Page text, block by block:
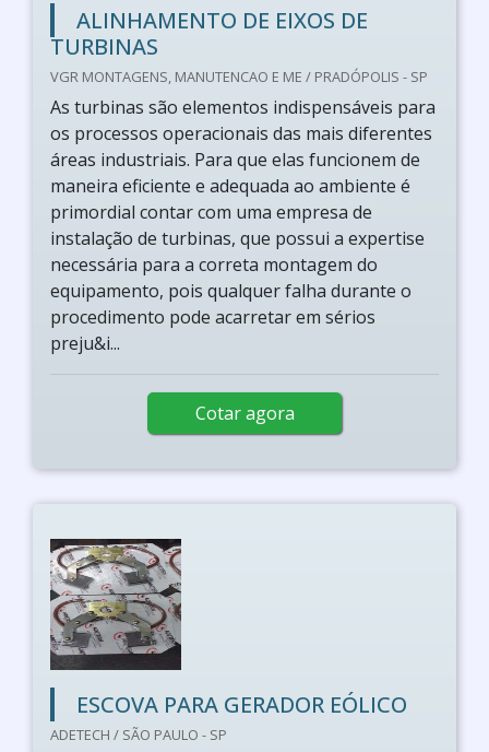
ALINHAMENTO DE EIXOS DE
TURBINAS
VGR MONTAGENS, MANUTENCAO E ME / PRADÓPOLIS - SP
As turbinas são elementos indispensáveis para
os processos operacionais das mais diferentes
áreas industriais. Para que elas funcionem de
maneira eficiente e adequada ao ambiente é
primordial contar com uma empresa de
instalação de turbinas, que possui a expertise
necessária para a correta montagem do
equipamento, pois qualquer falha durante o
procedimento pode acarretar em sérios
preju&i...
Cotar agora
ESCOVA PARA GERADOR EÓLICO
ADETECH / SÃO PAULO - SP